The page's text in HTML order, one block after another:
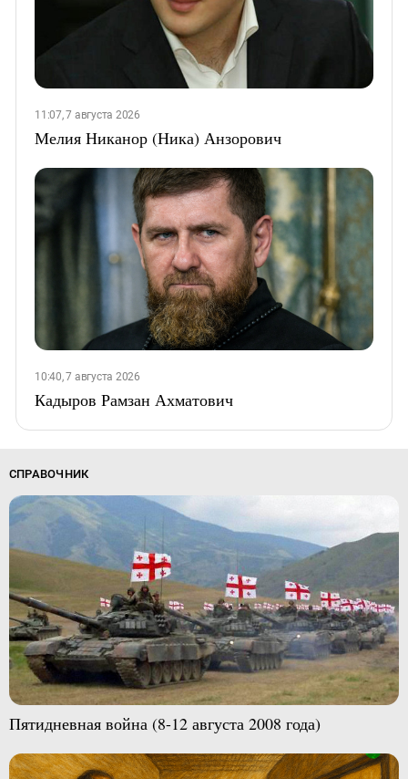
11:07, 7 августа 2026
Мелия Никанор (Ника) Анзорович
10:40, 7 августа 2026
Кадыров Рамзан Ахматович
СПРАВОЧНИК
Пятидневная война (8-12 августа 2008 года)